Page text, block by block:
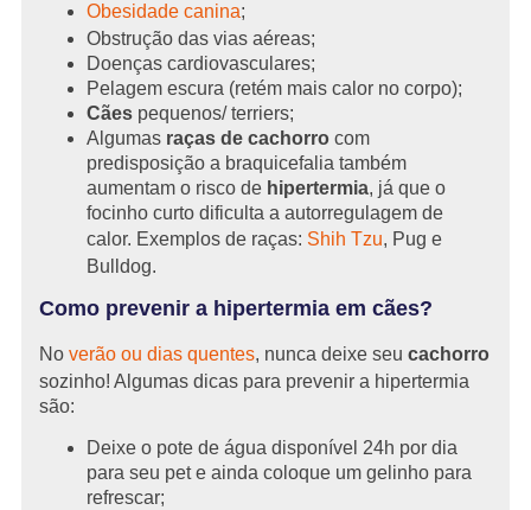
Obesidade canina;
Obstrução das vias aéreas;
Doenças cardiovasculares;
Pelagem escura (retém mais calor no corpo);
Cães pequenos/ terriers;
Algumasraças de cachorrocom
predisposição a braquicefalia também
aumentam o risco de hipertermia, já que o
focinho curto dificulta a autorregulagem de
calor. Exemplos de raças: Shih Tzu, Pug e
Bulldog.
Como prevenir a hipertermia em cães?
Noverão ou dias quentes, nunca deixe seu cachorro
sozinho! Algumas dicas para prevenir a hipertermia
são:
Deixe o pote de água disponível 24h por dia
para seu pet e ainda coloque um gelinho para
refrescar;